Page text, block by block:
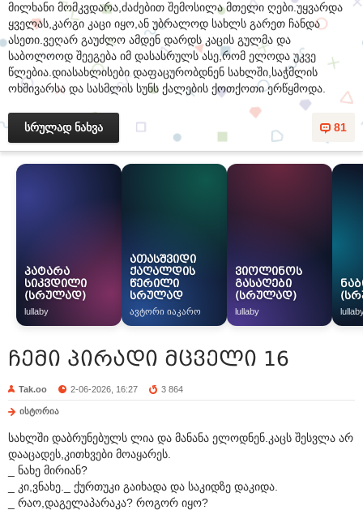
მილხანი მომკვდარა,ძაძებით შემოსილა მთელი ღები.უყვარდა
ყველას,კარგი კაცი იყო,ან უბრალოდ სახლს გარეთ ჩანდა
ასეთი.ვეღარ გაუძლო ამდენ დარდს კაცის გულმა და
საბოლოოდ შეეგება იმ დასასრულს ასე,რომ ელოდა უკვე
წლებია.დიასახლისები დაფაცურობდნენ სახლში,საჭმლის
ოხშივარსა და სასმლის სუნს ქალების ქოთქოთი ერწყმოდა.
81
სრულად ნახვა
პატარა
სიკვდილი
(სრულად)
lullaby
ათასშვიდი
ქაღალდის
წერილი
სრულად
ავტორი იაკარო
ვიოლინოს
გასაღები
(სრულად)
lullaby
ჩემი პირადი მცველი 16
Tak.oo 2-06-2026, 16:27 3 864
ისტორია
სახლში დაბრუნებულს ლია და მანანა ელოდნენ.კაცს შესვლა არ
დააცადეს,კითხვები მოაყარეს.
_ ნახე მირიან?
_ კი,ვნახე._ ქურთუკი გაიხადა და საკიდზე დაკიდა.
_ რაო,დაგელაპარაკა? როგორ იყო?